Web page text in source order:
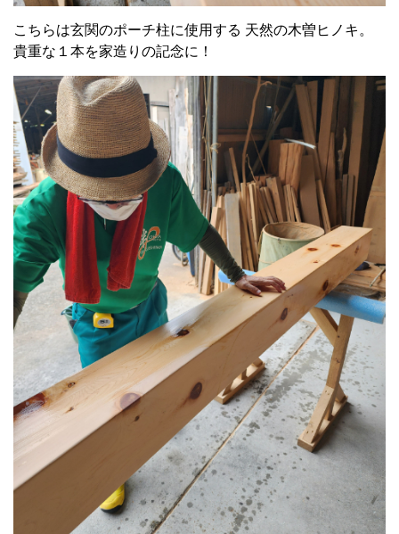
こちらは玄関のポーチ柱に使用する 天然の木曽ヒノキ。
貴重な１本を家造りの記念に！